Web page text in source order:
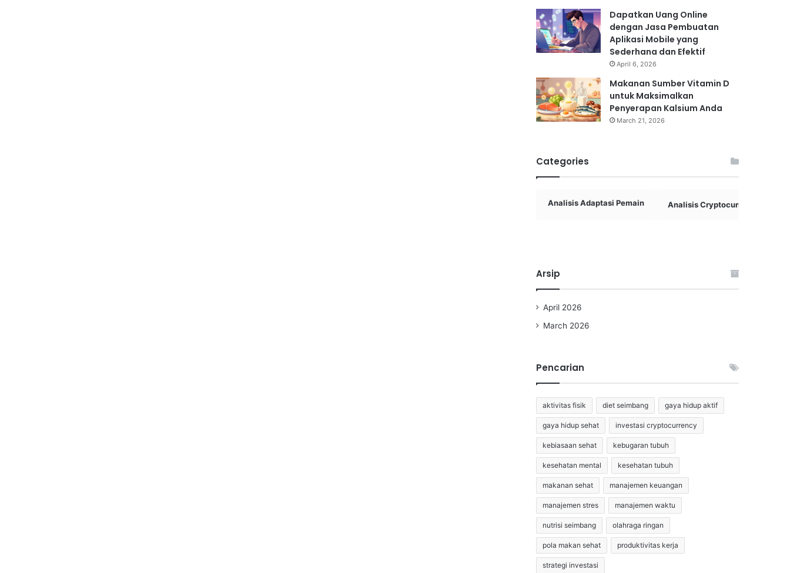
Dapatkan Uang Online
dengan Jasa Pembuatan
Aplikasi Mobile yang
Sederhana dan Efektif
April 6, 2026
Makanan Sumber Vitamin D
untuk Maksimalkan
Penyerapan Kalsium Anda
March 21, 2026
Categories
Analisis Adaptasi Pemain Analisis Cryptocurrency
Arsip
April 2026
March 2026
Pencarian
aktivitas fisik diet seimbang gaya hidup aktif
gaya hidup sehat investasi cryptocurrency
kebiasaan sehat kebugaran tubuh
kesehatan mental kesehatan tubuh
makanan sehat manajemen keuangan
manajemen stres manajemen waktu
nutrisi seimbang olahraga ringan
pola makan sehat produktivitas kerja
strategi investasi